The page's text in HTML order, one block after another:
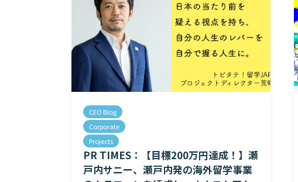
CEO Blog
Corporate
Projects
PR TIMES：【目標200万円達成！】瀬
戸内サニー、瀬戸内発の海外留学事業